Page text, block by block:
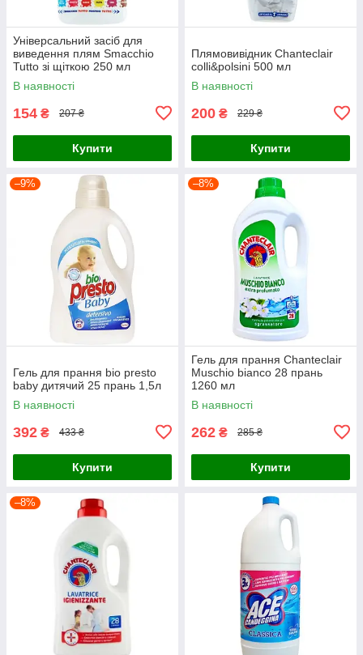
Універсальний засіб для
виведення плям Smacchio
Tutto зі щіткою 250 мл
В наявності
154 ₴ 207 ₴
Купити
Плямовивідник Chanteclair
colli&polsini 500 мл
В наявності
200 ₴ 229 ₴
Купити
–9%
Гель для прання bio presto
baby дитячий 25 прань 1,5л
В наявності
392 ₴ 433 ₴
Купити
–8%
Гель для прання Chanteclair
Muschio bianco 28 прань
1260 мл
В наявності
262 ₴ 285 ₴
Купити
–8%